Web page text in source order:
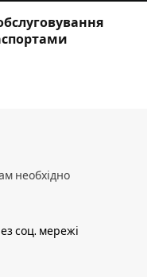
необхідно
соц. мережі